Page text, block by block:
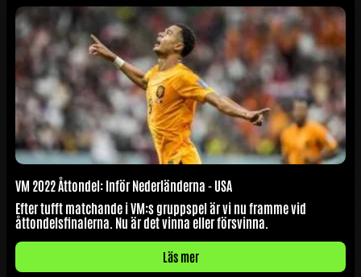
VM 2022 Åttondel: Inför Nederländerna - USA
Efter tufft matchande i VM:s gruppspel är vi nu framme vid
åttondelsfinalerna. Nu är det vinna eller försvinna.
Läs mer